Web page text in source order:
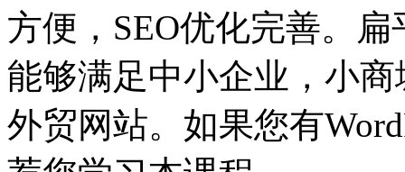
方便，SEO优化完善。
能够满足中小企业，小
外贸网站。如果您有